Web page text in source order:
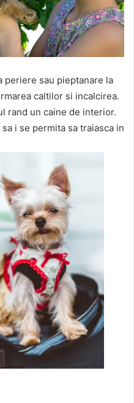
periere sau pieptanare la
caltilor si incalcirea.
rand un caine de interior.
i se permita sa traiasca in